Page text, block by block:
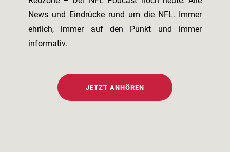
News und Eindrücke rund um die NFL. Immer
ehrlich, immer auf den Punkt und immer
informativ.
JETZT ANHÖREN